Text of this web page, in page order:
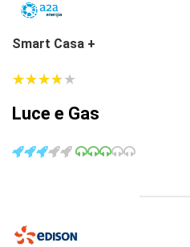
Smart Casa +
★★★★★
★★★★★
Luce e Gas